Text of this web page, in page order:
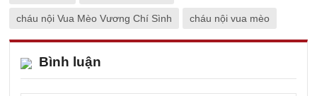
cháu nội Vua Mèo Vương Chí Sình cháu nội vua mèo
Bình luận